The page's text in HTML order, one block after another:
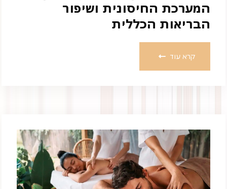
המערכת החיסונית ושיפור
הבריאות הכללית
קרא עוד